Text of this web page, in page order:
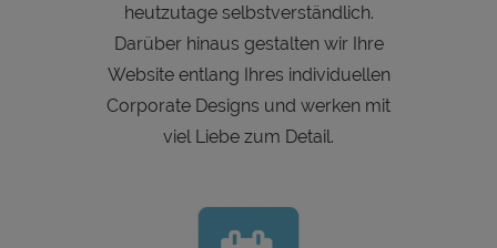
heutzutage selbstverständlich.
Darüber hinaus gestalten wir Ihre
Website entlang Ihres individuellen
Corporate Designs und werken mit
viel Liebe zum Detail.